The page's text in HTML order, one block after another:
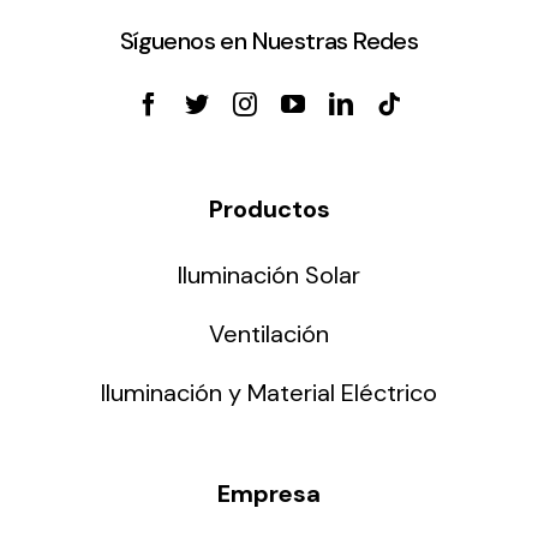
Síguenos en Nuestras Redes
Productos
Iluminación Solar
Ventilación
Iluminación y Material Eléctrico
Empresa